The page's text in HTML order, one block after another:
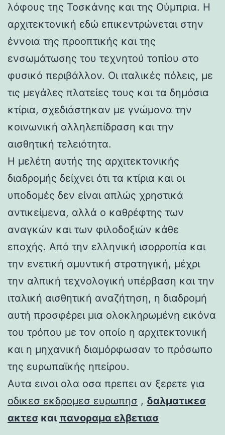
λόφους της Τοσκάνης και της Ούμπρια. Η
αρχιτεκτονική εδώ επικεντρώνεται στην
έννοια της προοπτικής και της
ενσωμάτωσης του τεχνητού τοπίου στο
φυσικό περιβάλλον. Οι ιταλικές πόλεις, με
τις μεγάλες πλατείες τους και τα δημόσια
κτίρια, σχεδιάστηκαν με γνώμονα την
κοινωνική αλληλεπίδραση και την
αισθητική τελειότητα.
Η μελέτη αυτής της αρχιτεκτονικής
διαδρομής δείχνει ότι τα κτίρια και οι
υποδομές δεν είναι απλώς χρηστικά
αντικείμενα, αλλά ο καθρέφτης των
αναγκών και των φιλοδοξιών κάθε
εποχής. Από την ελληνική ισορροπία και
την ενετική αμυντική στρατηγική, μέχρι
την αλπική τεχνολογική υπέρβαση και την
ιταλική αισθητική αναζήτηση, η διαδρομή
αυτή προσφέρει μια ολοκληρωμένη εικόνα
του τρόπου με τον οποίο η αρχιτεκτονική
και η μηχανική διαμόρφωσαν το πρόσωπο
της ευρωπαϊκής ηπείρου.
Αυτα ειναι ολα οσα πρεπει αν ξερετε για
οδικεσ εκδρομεσ ευρωπησ , δαλματικεσ
ακτεσ και πανοραμα ελβετιασ